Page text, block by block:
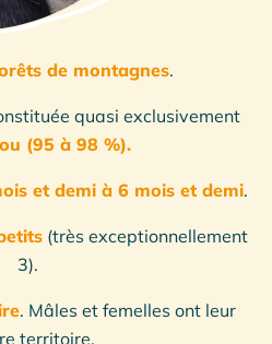
de montagnes.
quasi exclusivement
(95 à 98 %).
et demi à 6 mois et demi.
(très exceptionnellement
3).
. Mâles et femelles ont leur
territoire.